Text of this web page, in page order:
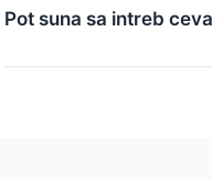
Pot suna sa intreb